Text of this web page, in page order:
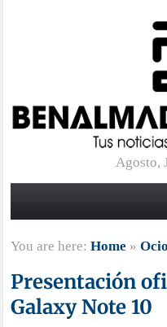
Agosto,
You are here:Home »Ocio
Presentación
Galaxy Note 10